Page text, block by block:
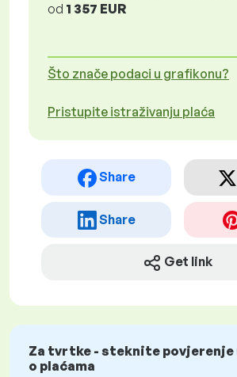
od 1 357 EUR
Što znače podaci u grafikonu?
Pristupite istraživanju plaća
Share
Share
Get link
Za tvrtke - steknite povjerenje
o plaćama